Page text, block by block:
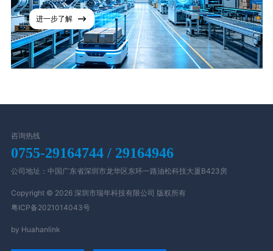
进一步了解
咨询热线
0755-29164744 / 29164946
公司地址：中国广东省深圳市龙华区东环一路油松科技大厦B423房
Copyright © 2026 深圳市瑞年科技有限公司 版权所有
粤ICP备2021014043号
by Huahanlink